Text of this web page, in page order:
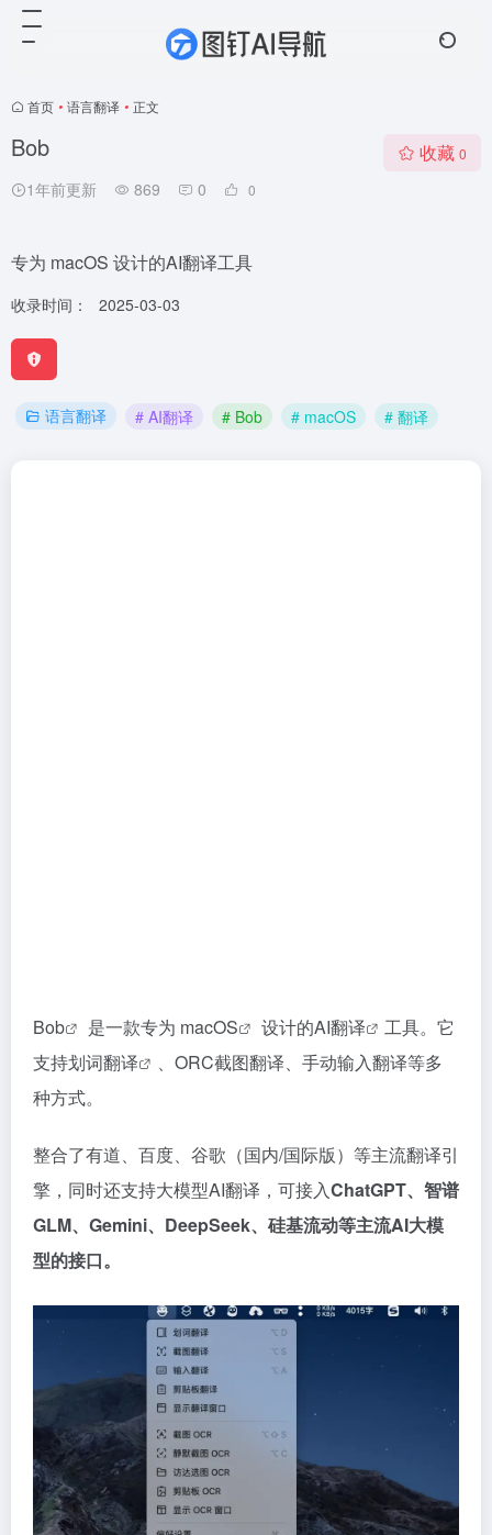
首页 • 语言翻译 • 正文
Bob
1年前更新 869 0 0
收藏 0
专为 macOS 设计的AI翻译工具
收录时间： 2025-03-03
语言翻译 # AI翻译 # Bob # macOS # 翻译
Bob 是一款专为 macOS 设计的AI翻译
工具。它
支持划词翻译
、ORC截图翻译、手动输入翻译等多
种方式。
整合了有道、百度、谷歌（国内/国际版）等主流翻译引
擎，同时还支持大模型AI翻译，可接入ChatGPT、智谱
GLM、Gemini、DeepSeek、硅基流动等主流AI大模
型的接口。